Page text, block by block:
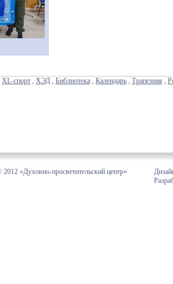
XL-спорт , ХЭД , Библиотека , Календарь , Трапезная ,
2012 «Духовно-просветительский центр»